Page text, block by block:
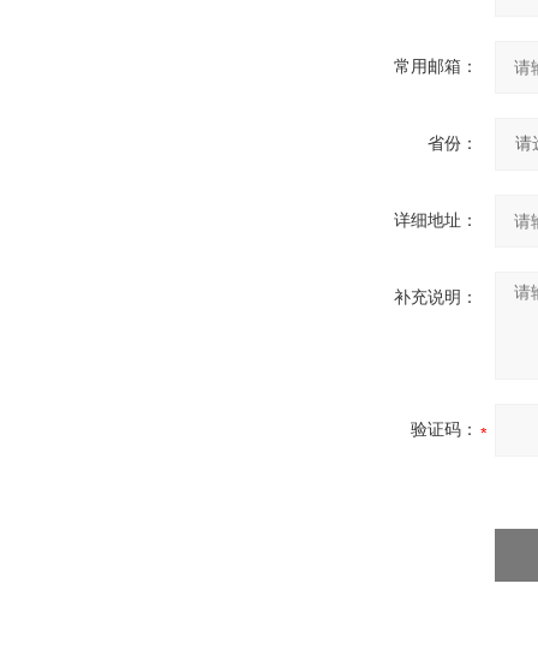
常用邮箱：
省份：
详细地址：
补充说明：
验证码：